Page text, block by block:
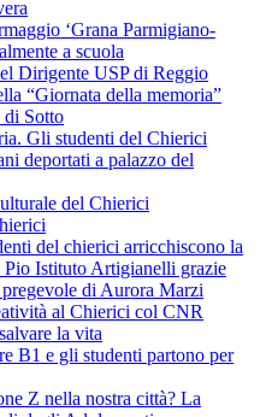
‘Grana Parmigiano-
a scuola
Dirigente USP di Reggio
“Giornata della memoria”
di Sotto
Gli studenti del Chierici
deportati a palazzo del
del Chierici
del chierici arricchiscono la
Pio Istituto Artigianelli grazie
pregevole di Aurora Marzi
al Chierici col CNR
la vita
B1 e gli studenti partono per
Z nella nostra città? La